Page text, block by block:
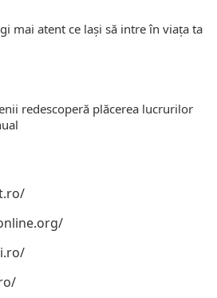
mai atent ce lași să intre în viața ta
redescoperă plăcerea lucrurilor